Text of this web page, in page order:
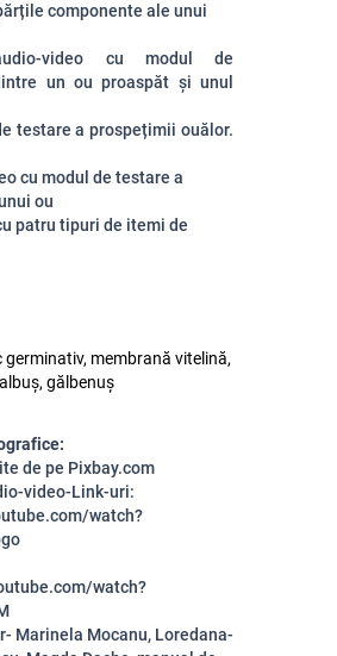
componente ale unui
video cu modul de
un ou proaspăt și unul
testare a prospețimii ouălor.
cu modul de testare a
ou
patru tipuri de itemi de
germinativ, membrană vitelină,
gălbenuș
de pe Pixbay.com
video-Link-uri:
watch?
watch?
Marinela Mocanu, Loredana-